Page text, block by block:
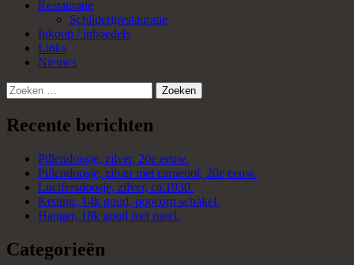
Restauratie
Schilderijrestauratie
Inkoop / inboedels
Links
Nieuws
Zoeken
naar:
Recente berichten
Pillendoosje, zilver, 20e eeuw.
Pillendoosje, zilver met carneool, 20e eeuw.
Lucifersdoosje, zilver, ca.1930.
Ketting, 14k goud, popcorn schakel.
Hanger, 18k goud met parel.
Categorieën